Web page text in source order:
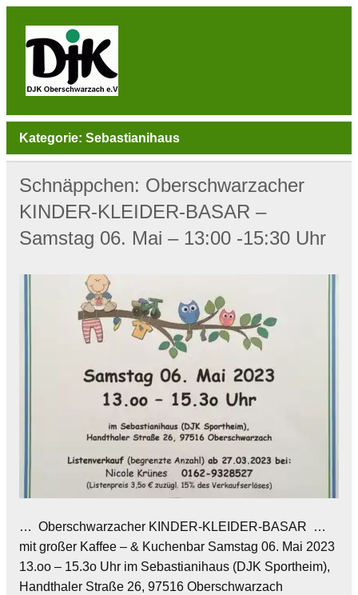
Skip
BEWEGEN! … Sport & Engagement
Kategorie: Sebastianihaus
Schnäppchen: Oberschwarzacher
KINDER-KLEIDER-BASAR –
Samstag 06. Mai – 13:00 -15:30 Uhr
… Oberschwarzacher KINDER-KLEIDER-BASAR …
mit großer Kaffee – & Kuchenbar Samstag 06. Mai 2023
13.oo – 15.3o Uhr im Sebastianihaus (DJK Sportheim),
Handthaler Straße 26, 97516 Oberschwarzach